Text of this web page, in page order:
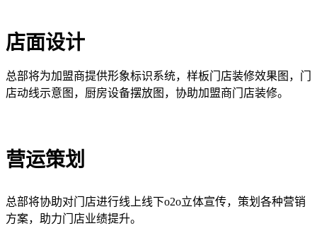
店面设计
总部将为加盟商提供形象标识系统，样板门店装修效果图，门
店动线示意图，厨房设备摆放图，协助加盟商门店装修。
营运策划
总部将协助对门店进行线上线下o2o立体宣传，策划各种营销
方案，助力门店业绩提升。